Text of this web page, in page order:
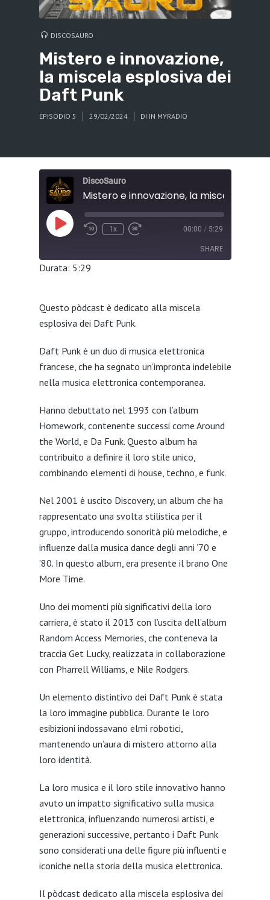
DISCOSAURO
Mistero e innovazione,
la miscela esplosiva dei
Daft Punk
EPISODIO 5 29/02/2024 DI IN MYRADIO
DiscoSauro
Play
Episode
1x 00:00 / 5:29
SHARE
LINK
Durata: 5:29
Questo pòdcast è dedicato alla miscela
esplosiva dei Daft Punk.
Daft Punk è un duo di musica elettronica
francese, che ha segnato un’impronta indelebile
nella musica elettronica contemporanea.
Hanno debuttato nel 1993 con l’album
Homework, contenente successi come Around
the World, e Da Funk. Questo album ha
contribuito a definire il loro stile unico,
combinando elementi di house, techno, e funk.
Nel 2001 è uscito Discovery, un album che ha
rappresentato una svolta stilistica per il
gruppo, introducendo sonorità più melodiche, e
influenze dalla musica dance degli anni ’70 e
’80. In questo album, era presente il brano One
More Time.
Uno dei momenti più significativi della loro
carriera, è stato il 2013 con l’uscita dell’album
Random Access Memories, che conteneva la
traccia Get Lucky, realizzata in collaborazione
con Pharrell Williams, e Nile Rodgers.
Un elemento distintivo dei Daft Punk è stata
la loro immagine pubblica. Durante le loro
esibizioni indossavano elmi robotici,
mantenendo un’aura di mistero attorno alla
loro identità.
La loro musica e il loro stile innovativo hanno
avuto un impatto significativo sulla musica
elettronica, influenzando numerosi artisti, e
generazioni successive, pertanto i Daft Punk
sono considerati una delle figure più influenti e
iconiche nella storia della musica elettronica.
Il pòdcast dedicato alla miscela esplosiva dei